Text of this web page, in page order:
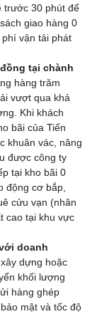
trước 30 phút để
giao hàng 0
vận tải phát
tại chành
hàng trăm
vượt qua khả
Khi khách
bãi của Tiến
khuân vác, nâng
được công ty
tại kho bãi 0
động cơ bắp,
cửu vạn (nhân
cao tại khu vực
doanh
dựng hoặc
khối lượng
hàng ghép
mật và tốc độ